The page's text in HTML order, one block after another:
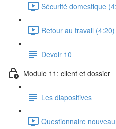
Sécurité domestique
Retour au travail (4:20)
Devoir 10
Module 11: client et dossier
Les diapositives
Questionnaire